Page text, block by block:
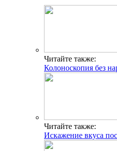
Читайте также:
Колоноскопия без
Читайте также:
Искажение вкуса